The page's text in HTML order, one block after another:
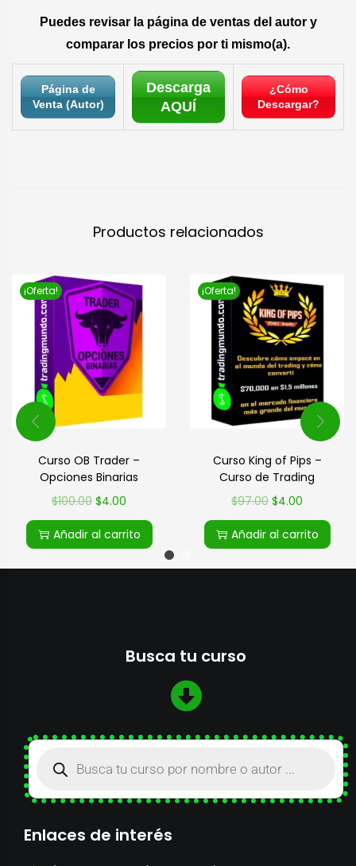
Puedes revisar la página de ventas del autor y
comparar los precios por ti mismo(a).
Página de
Venta (Autor)
Descarga
AQUÍ
¿Cómo
Descargar?
Productos relacionados
¡Oferta!
Curso OB Trader –
Opciones Binarias
$100.00 $4.00
Añadir al carrito
¡Oferta!
Curso King of Pips –
Curso de Trading
$97.00 $4.00
Añadir al carrito
Busca tu curso
Enlaces de interés